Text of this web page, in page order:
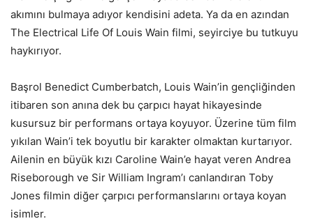
akımını bulmaya adıyor kendisini adeta. Ya da en azından
The Electrical Life Of Louis Wain filmi, seyirciye bu tutkuyu
haykırıyor.
Başrol Benedict Cumberbatch, Louis Wain’in gençliğinden
itibaren son anına dek bu çarpıcı hayat hikayesinde
kusursuz bir performans ortaya koyuyor. Üzerine tüm film
yıkılan Wain’i tek boyutlu bir karakter olmaktan kurtarıyor.
Ailenin en büyük kızı Caroline Wain’e hayat veren Andrea
Riseborough ve Sir William Ingram’ı canlandıran Toby
Jones filmin diğer çarpıcı performanslarını ortaya koyan
isimler.